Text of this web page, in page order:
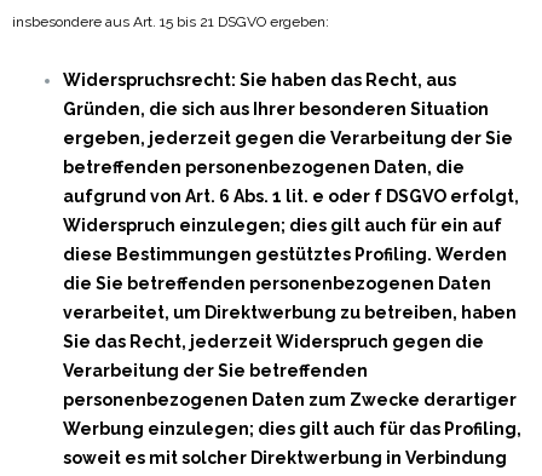
insbesondere aus Art. 15 bis 21 DSGVO ergeben:
Widerspruchsrecht: Sie haben das Recht, aus
Gründen, die sich aus Ihrer besonderen Situation
ergeben, jederzeit gegen die Verarbeitung der Sie
betreffenden personenbezogenen Daten, die
aufgrund von Art. 6 Abs. 1 lit. e oder f DSGVO erfolgt,
Widerspruch einzulegen; dies gilt auch für ein auf
diese Bestimmungen gestütztes Profiling. Werden
die Sie betreffenden personenbezogenen Daten
verarbeitet, um Direktwerbung zu betreiben, haben
Sie das Recht, jederzeit Widerspruch gegen die
Verarbeitung der Sie betreffenden
personenbezogenen Daten zum Zwecke derartiger
Werbung einzulegen; dies gilt auch für das Profiling,
soweit es mit solcher Direktwerbung in Verbindung